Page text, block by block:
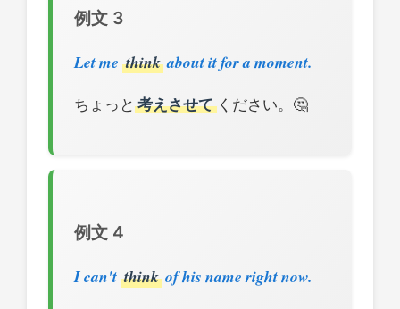
例文 3
Let me think about it for a moment.
ちょっと 考えさせてください。🤔
例文 4
I can't think of his name right now.